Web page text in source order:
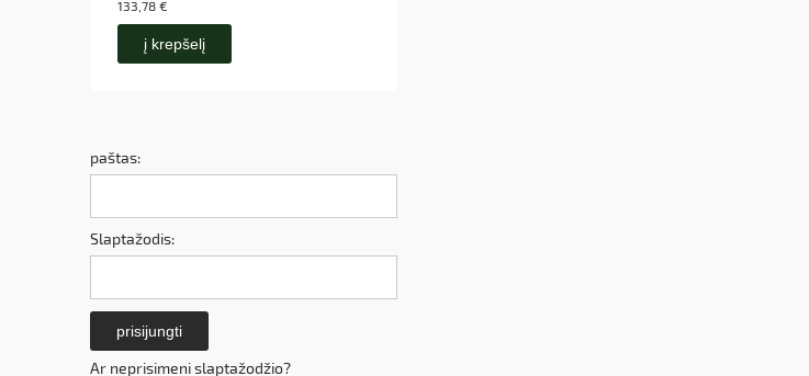
133,78 €
į krepšelį
paštas:
Slaptažodis:
prisijungti
Ar neprisimeni slaptažodžio?